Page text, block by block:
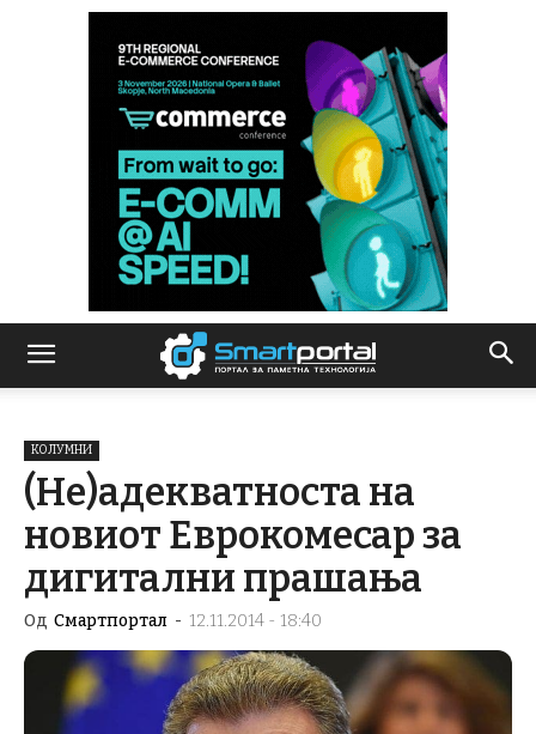
КОЛУМНИ
(Не)адекватноста на
новиот Еврокомесар за
дигитални прашања
Од Смартпортал - 12.11.2014 - 18:40